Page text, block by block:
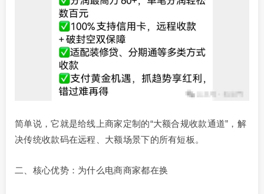
简单说，它就是给线上商家定制的“大额合规收款通道”，解
决传统收款码在远程、大额场景下的所有短板。
二、核心优势：为什么电商商家都在换